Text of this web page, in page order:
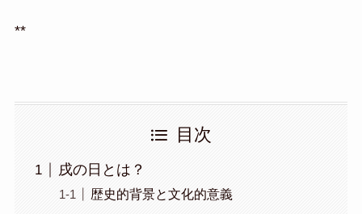
**
目次
戌の日とは？
歴史的背景と文化的意義